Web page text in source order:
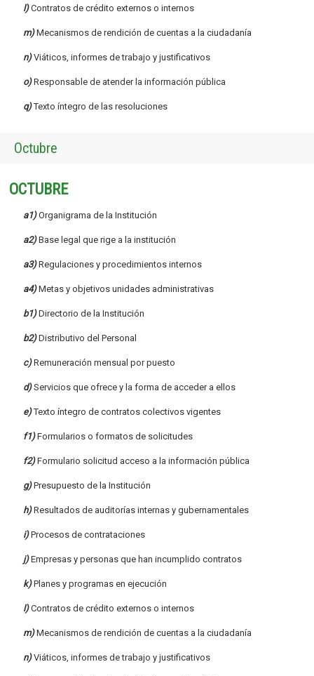
l) Contratos de crédito externos o internos
m)Mecanismos de rendición de cuentas a la ciudadanía
n)Viáticos, informes de trabajo y justificativos
o)Responsable de atender la información pública
q) Texto íntegro de las resoluciones
Octubre
OCTUBRE
a1) Organigrama de la Institución
a2) Base legal que rige a la institución
a3)Regulaciones y procedimientos internos
a4)Metas y objetivos unidades administrativas
b1)Directorio de la Institución
b2)Distributivo del Personal
c)Remuneración mensual por puesto
d)Servicios que ofrece y la forma de acceder a ellos
e)Texto íntegro de contratos colectivos vigentes
f1)Formularios o formatos de solicitudes
f2)Formulario solicitud acceso a la información pública
g) Presupuesto de la Institución
h)Resultados de auditorías internas y gubernamentales
i) Procesos de contrataciones
j) Empresas y personas que han incumplido contratos
k) Planes y programas en ejecución
l) Contratos de crédito externos o internos
m)Mecanismos de rendición de cuentas a la ciudadanía
n)Viáticos, informes de trabajo y justificativos